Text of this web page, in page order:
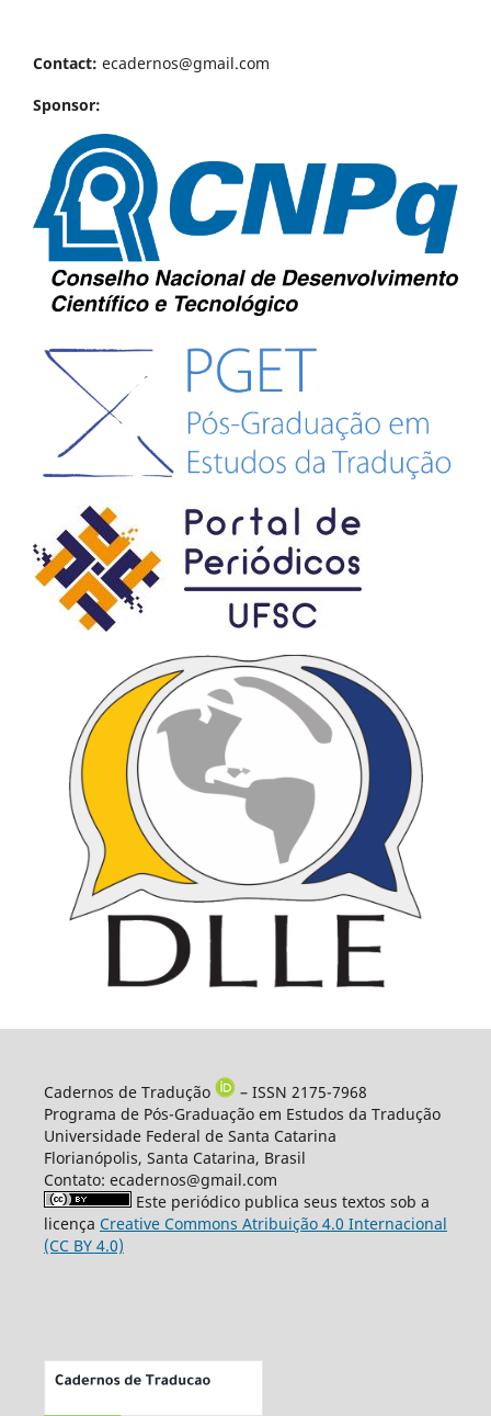
Contact: ecadernos@gmail.com
Sponsor:
Cadernos de Tradução
– ISSN 2175-7968
Programa de Pós-Graduação em Estudos da Tradução
Universidade Federal de Santa Catarina
Florianópolis, Santa Catarina, Brasil
Contato: ecadernos@gmail.com
Este periódico publica seus textos sob a
licença Creative Commons Atribuição 4.0 Internacional
(CC BY 4.0)